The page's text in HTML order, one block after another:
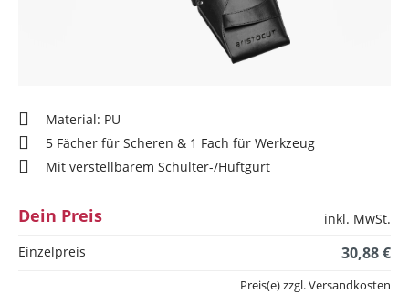
Material: PU
5 Fächer für Scheren & 1 Fach für Werkzeug
Mit verstellbarem Schulter-/Hüftgurt
Dein Preis
inkl. MwSt.
Einzelpreis
30,88 €
Preis(e) zzgl. Versandkosten